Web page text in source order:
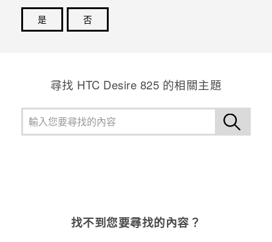
是
否
尋找 HTC Desire 825 的相關主題
找不到您要尋找的內容？